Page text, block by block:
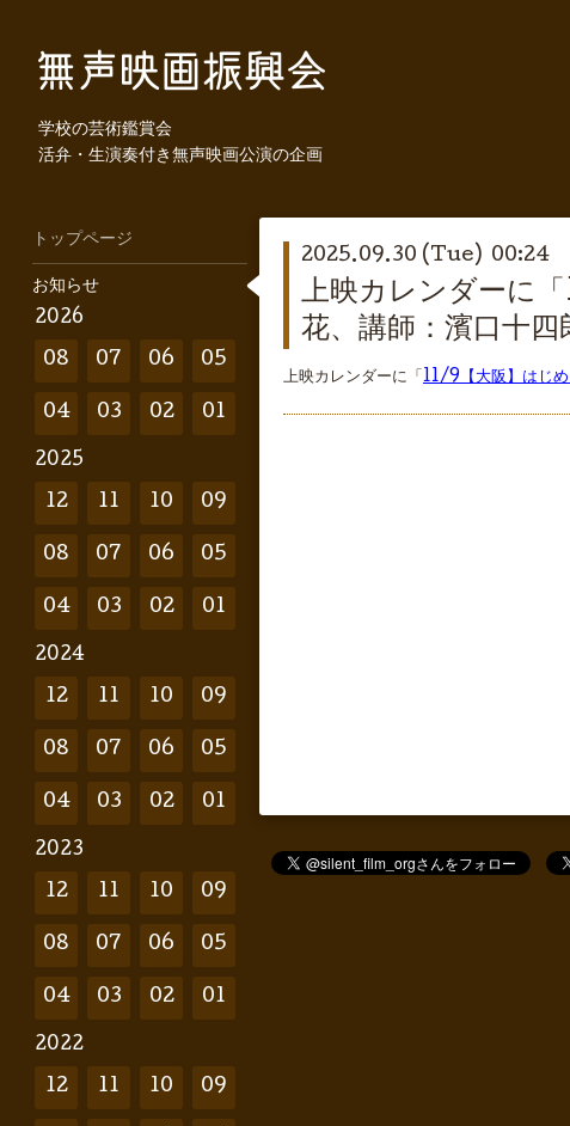
学校の芸術鑑賞会
活弁・生演奏付き無声映画公演の企画
2025.09.30 (Tue) 00:24
上映カレンダーに
花、講師：濱口十四
上映カレンダーに「 11/9【大阪】はじめ
トップページ
お知らせ
2026
08 07 06 05
04 03 02 01
2025
12 11 10 09
08 07 06 05
04 03 02 01
2024
12 11 10 09
08 07 06 05
04 03 02 01
2023
12 11 10 09
08 07 06 05
04 03 02 01
2022
12 11 10 09